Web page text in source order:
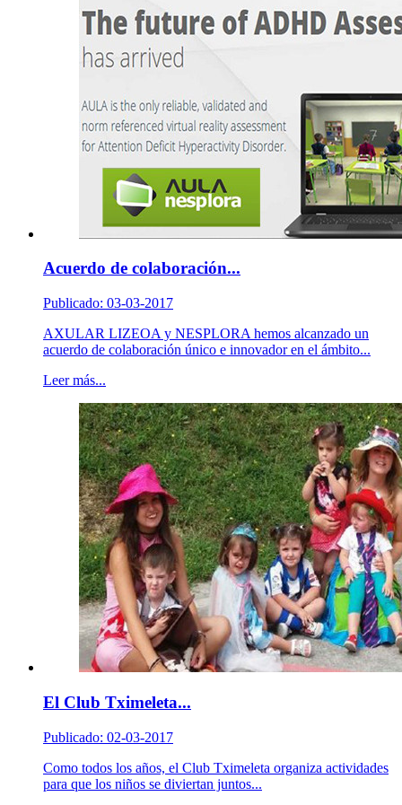
Acuerdo de colaboración...
Publicado: 03-03-2017
AXULAR LIZEOA y NESPLORA hemos alcanzado un
acuerdo de colaboración único e innovador en el ámbito...
Leer más...
El Club Tximeleta...
Publicado: 02-03-2017
Como todos los años, el Club Tximeleta organiza actividades
para que los niños se diviertan juntos...